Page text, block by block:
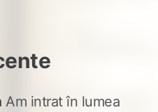
Am intrat în lumea